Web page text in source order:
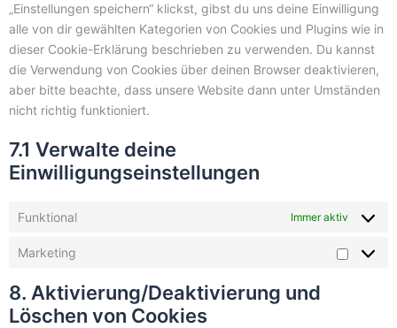
„Einstellungen speichern“ klickst, gibst du uns deine Einwilligung
alle von dir gewählten Kategorien von Cookies und Plugins wie in
dieser Cookie-Erklärung beschrieben zu verwenden. Du kannst
die Verwendung von Cookies über deinen Browser deaktivieren,
aber bitte beachte, dass unsere Website dann unter Umständen
nicht richtig funktioniert.
7.1 Verwalte deine
Einwilligungseinstellungen
Funktional Immer aktiv
Marketing
8. Aktivierung/Deaktivierung und
Löschen von Cookies